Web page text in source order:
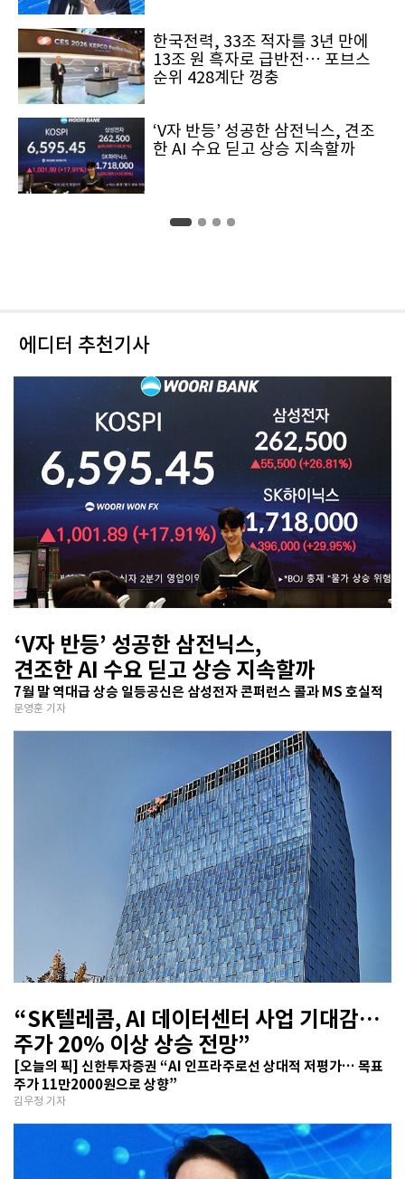
한국전력, 33조 적자를 3년 만에
13조 원 흑자로 급반전… 포브스
순위 428계단 껑충
‘V자 반등’ 성공한 삼전닉스, 견조
한 AI 수요 딛고 상승 지속할까
에디터 추천기사
‘V자 반등’ 성공한 삼전닉스,
견조한 AI 수요 딛고 상승 지속할까
7월 말 역대급 상승 일등공신은 삼성전자 콘퍼런스 콜과 MS 호실적
문영훈 기자
“SK텔레콤, AI 데이터센터 사업 기대감…
주가 20% 이상 상승 전망”
[오늘의 픽] 신한투자증권 “AI 인프라주로선 상대적 저평가… 목표
주가 11만2000원으로 상향”
김우정 기자